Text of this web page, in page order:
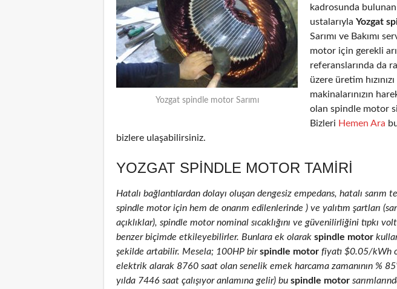
Yozgat spindle motor Sarımı
kadrosunda
ustalarıyla Yozgat
Sarımı ve Bakımı
motor için gerekli
referanslarında da
üzere üretim
makinalarınızın
olan spindle motor
Bizleri Hemen Ara
bizlere ulaşabilirsiniz.
YOZGAT SPINDLE MOTOR TAMIRI
Hatalı bağlantılardan dolayı oluşan dengesiz empedans, hatalı sarım
spindle motor için hem de onarım edilenlerinde ) ve yalıtım şartları
açıklıklar), spindle motor nominal sıcaklığını ve güvenilirliğini tıpkı
benzer biçimde etkileyebilirler. Bunlara ek olarak spindle motor
şekilde artabilir. Mesela; 100HP birspindle motor fiyatı $0.05/kWh
elektrik alarak 8760 saat olan senelik emek harcama zamanının %
yılda 7446 saat çalışıyor anlamına gelir) bu spindle motor